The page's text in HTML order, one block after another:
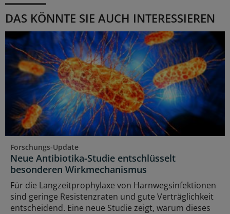
DAS KÖNNTE SIE AUCH INTERESSIEREN
Forschungs-Update
Neue Antibiotika-Studie entschlüsselt
besonderen Wirkmechanismus
Für die Langzeitprophylaxe von Harnwegsinfektionen
sind geringe Resistenzraten und gute Verträglichkeit
entscheidend. Eine neue Studie zeigt, warum dieses